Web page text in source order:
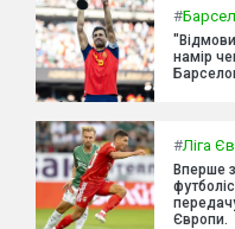
#
намір
#Ліга
Вперше
Європи.